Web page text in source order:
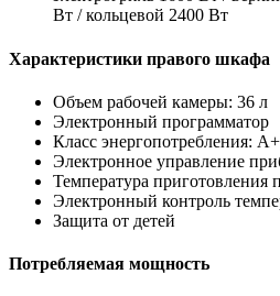
Вт / кольцевой 2400 Вт
Характеристики правого шкафа
Объем рабочей камеры: 36 л
Электронный программатор
Класс энергопотребления: A+
Электронное управление
Температура приготовления
Электронный контроль
Защита от детей
Потребляемая мощность